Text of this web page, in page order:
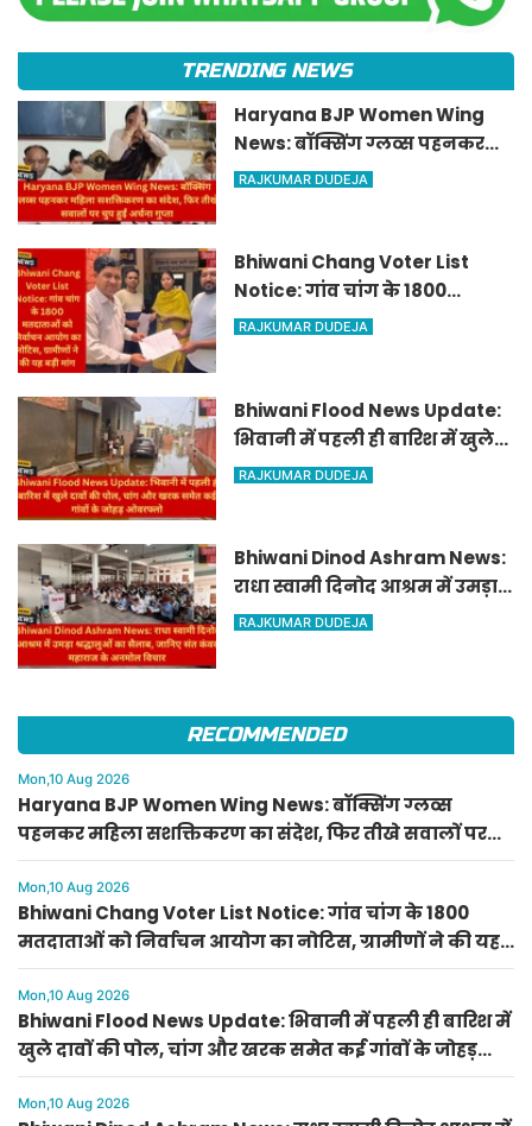
TRENDING NEWS
Haryana BJP Women Wing
News: बॉक्सिंग ग्लव्स पहनकर
महिला सशक्तिकरण का संदेश, फिर
RAJKUMAR DUDEJA
Bhiwani Chang Voter List
Notice: गांव चांग के 1800
मतदाताओं को निर्वाचन आयोग का
RAJKUMAR DUDEJA
Bhiwani Flood News Update:
भिवानी में पहली ही बारिश में खुले
दावों की पोल, चांग और खरक समेत
RAJKUMAR DUDEJA
Bhiwani Dinod Ashram News:
राधा स्वामी दिनोद आश्रम में उमड़ा
श्रद्धालुओं का सैलाब, जानिए संत
RAJKUMAR DUDEJA
RECOMMENDED
Mon,10 Aug 2026
Haryana BJP Women Wing News: बॉक्सिंग ग्लव्स
पहनकर महिला सशक्तिकरण का संदेश, फिर तीखे सवालों पर
चुप हुईं अर्चना गुप्ता
Mon,10 Aug 2026
Bhiwani Chang Voter List Notice: गांव चांग के 1800
मतदाताओं को निर्वाचन आयोग का नोटिस, ग्रामीणों ने की यह
बड़ी मांग
Mon,10 Aug 2026
Bhiwani Flood News Update: भिवानी में पहली ही बारिश में
खुले दावों की पोल, चांग और खरक समेत कई गांवों के जोहड़
ओवरफ्लो
Mon,10 Aug 2026